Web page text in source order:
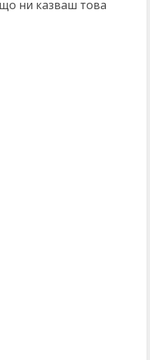
ни казваш това